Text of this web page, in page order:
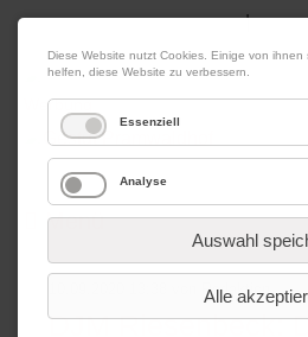
08. August 2026 Impressum|Kontakt
Werbung
Menü
von Redaktion
DJM Riesenbeck:
Diese Website nutzt Cookies. Einige von
helfen, diese Website zu verbessern.
Essenziell
Analyse
Auswahl
Alle